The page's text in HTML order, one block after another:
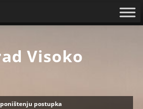
Visoko
postupka